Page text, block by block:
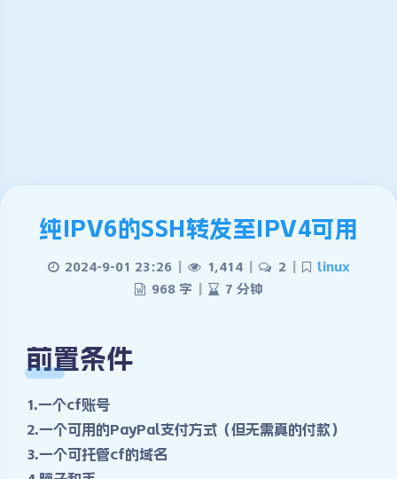
纯IPV6的SSH转发至IPV4可用
2024-9-01 23:26 1,414 2
linux
968 字
7 分钟
前置条件
1.一个cf账号
2.一个可用的PayPal支付方式（但无需真的付款）
3.一个可托管cf的域名